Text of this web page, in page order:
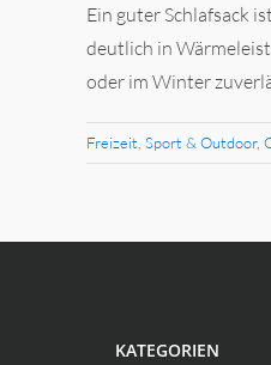
Ein guter Schlafsack
deutlich in
oder im Winter
Freizeit, Sport & Outdoor,
KATEGORIEN